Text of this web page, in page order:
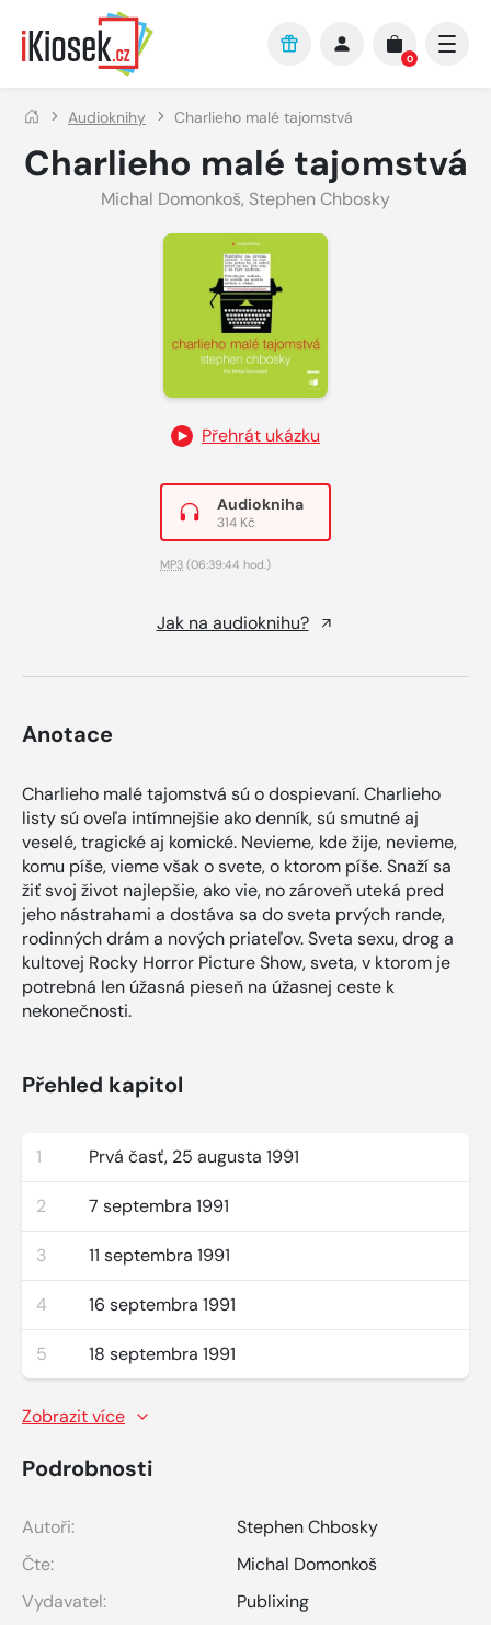
Přejít na hlavní obsah
0
Audioknihy Charlieho malé tajomstvá
Charlieho malé tajomstvá
Michal Domonkoš, Stephen Chbosky
Přehrát ukázku
Audiokniha
314 Kč
MP3 (06:39:44 hod.)
Jak na audioknihu?
Anotace
Charlieho malé tajomstvá sú o dospievaní. Charlieho
listy sú oveľa intímnejšie ako denník, sú smutné aj
veselé, tragické aj komické. Nevieme, kde žije, nevieme,
komu píše, vieme však o svete, o ktorom píše. Snaží sa
žiť svoj život najlepšie, ako vie, no zároveň uteká pred
jeho nástrahami a dostáva sa do sveta prvých rande,
rodinných drám a nových priateľov. Sveta sexu, drog a
kultovej Rocky Horror Picture Show, sveta, v ktorom je
potrebná len úžasná pieseň na úžasnej ceste k
nekonečnosti.
Přehled kapitol
1 Prvá časť, 25 augusta 1991
2 7 septembra 1991
3 11 septembra 1991
4 16 septembra 1991
5 18 septembra 1991
Zobrazit více
Podrobnosti
Autoři:
Stephen Chbosky
Čte:
Michal Domonkoš
Vydavatel:
Publixing